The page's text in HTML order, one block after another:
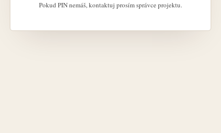
Pokud PIN nemáš, kontaktuj prosím správce projektu.